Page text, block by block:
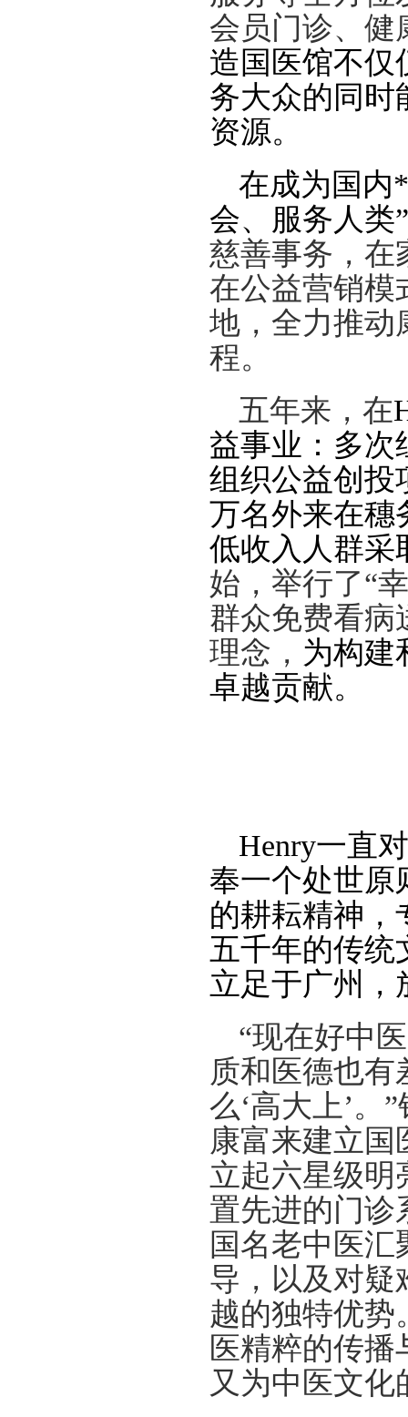
会员门诊、健
造国医馆不仅
务大众的同时
资源。
在成为国内
会、服务人类
慈善事务，在
在公益营销模
地，全力推动
程。
五年来，在
益事业：多次
组织公益创投
万名外来在穗
低收入人群采
始，举行了“
群众免费看病
理念 ， 为构建
卓越贡献。
Henry一直
奉一个处世原
的耕耘精神，
五千年的传统
立足于广州，
“现在好中
质和医德也
么‘高大上’。 ”
康富来建立
立起六星级明
置先进的门诊
国名老中医
导，以及对疑
越的独特优势
医精粹的传
又为中医文